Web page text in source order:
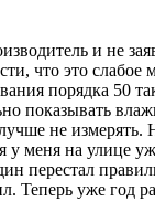
и не
что это слабое
порядка 50
показывать
не измерять.
у меня на улице
перестал
Теперь уже год